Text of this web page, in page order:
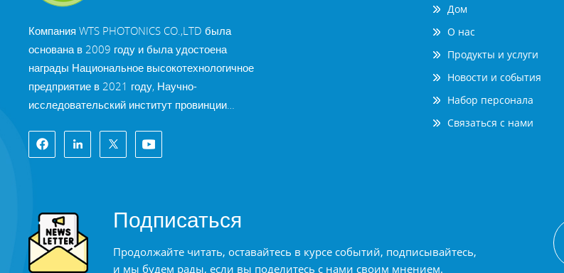
Компания WTS PHOTONICS CO.,LTD была
основана в 2009 году и была удостоена
награды Национальное высокотехнологичное
предприятие в 2021 году, Научно-
исследовательский институт провинции
предприятие» и профессия провинции Фуцзянь
Предприятие Precision-Specialization-Innovation
известный оптический город в Китае. WTS
имеет 11 000 квадратных метров
стандартизированных заводских зданий, группа
Дом
О нас
Продукты и услуги
Новости и события
Набор персонала
Связаться с нами
Подписаться
Продолжайте читать, оставайтесь в курсе событий, подписывайтесь,
и мы будем рады, если вы поделитесь с нами своим мнением.